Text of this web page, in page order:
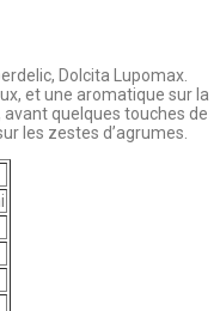
Dolcita Lupomax.
et une aromatique sur la
quelques touches de
les zestes d’agrumes.